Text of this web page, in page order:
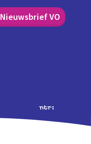
Nieuwsbrief VO